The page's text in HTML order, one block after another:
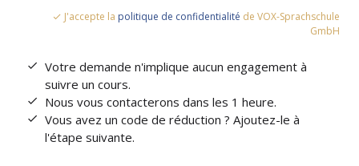
J'accepte la politique de confidentialité de VOX-Sprachschule
GmbH
Votre demande n'implique aucun engagement à
suivre un cours.
Nous vous contacterons dans les 1 heure.
Vous avez un code de réduction ? Ajoutez-le à
l'étape suivante.